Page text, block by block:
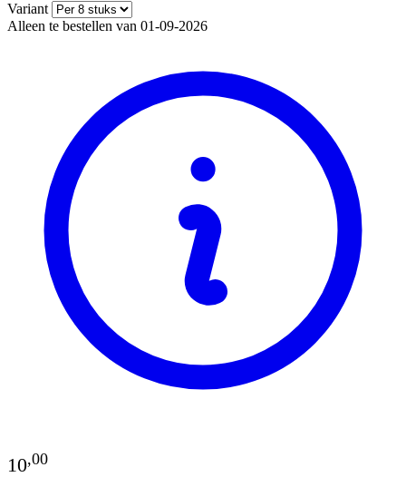
Variant
Alleen te bestellen van 01-09-2026
10,00